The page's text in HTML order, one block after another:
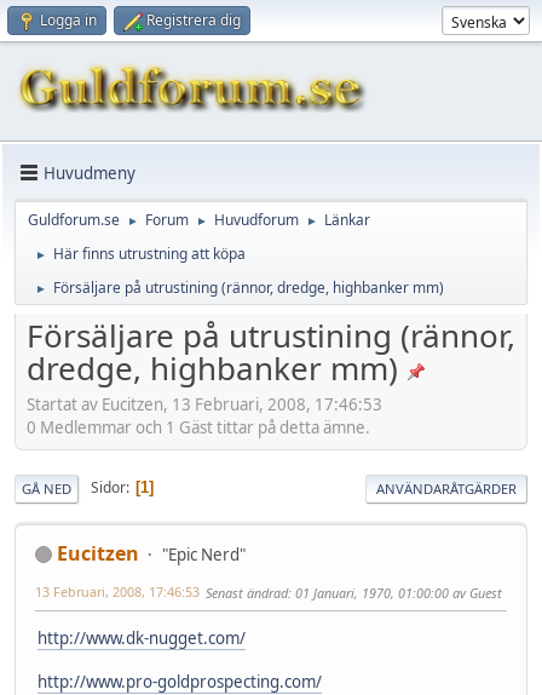
Logga in Registrera dig
Huvudmeny
Guldforum.se ► Forum ► Huvudforum ► Länkar
► Här finns utrustning att köpa
► Försäljare på utrustining (rännor, dredge, highbanker mm)
Försäljare på utrustining (rännor,
dredge, highbanker mm)
Startat av Eucitzen, 13 Februari, 2008, 17:46:53
0 Medlemmar och 1 Gäst tittar på detta ämne.
GÅ NED Sidor 1 ANVÄNDARÅTGÄRDER
Eucitzen "Epic Nerd"
13 Februari, 2008, 17:46:53 Senast ändrad: 01 Januari, 1970, 01:00:00 av Guest
http://www.dk-nugget.com/
http://www.pro-goldprospecting.com/